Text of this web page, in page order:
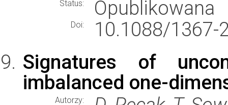
Status: Opublikowana
Doi:
10.1088/
Signatures of
imbalanced one-
Autorzy: